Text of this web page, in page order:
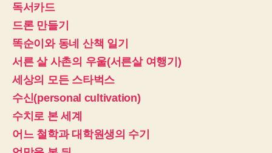
독서카드
드론 만들기
똑순이와 동네 산책 일기
서른 살 사촌의 우울(서른살 여행기)
세상의 모든 스타벅스
수신(personal cultivation)
수치로 본 세계
어느 철학과 대학원생의 수기